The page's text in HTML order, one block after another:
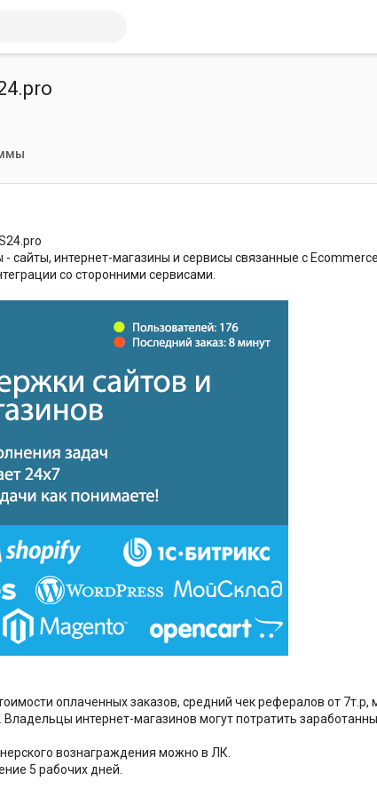
сайты, интернет-магазины и сервисы связанные с
со сторонними сервисами.
оплаченных заказов, средний чек рефералов от
интернет-магазинов могут потратить
вознаграждения можно в ЛК.
5 рабочих дней.